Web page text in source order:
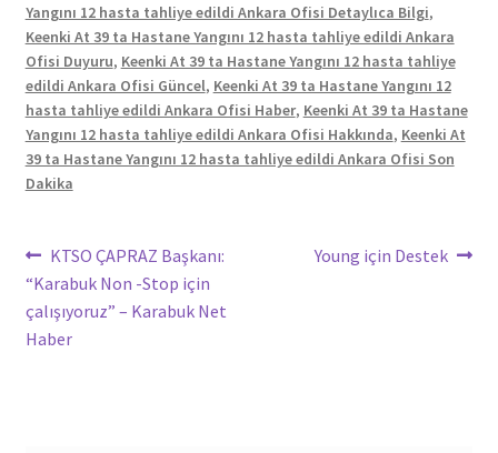
Yangını 12 hasta tahliye edildi Ankara Ofisi Detaylıca Bilgi,
Keenki At 39 ta Hastane Yangını 12 hasta tahliye edildi Ankara
Ofisi Duyuru, Keenki At 39 ta Hastane Yangını 12 hasta tahliye
edildi Ankara Ofisi Güncel, Keenki At 39 ta Hastane Yangını 12
hasta tahliye edildi Ankara Ofisi Haber, Keenki At 39 ta Hastane
Yangını 12 hasta tahliye edildi Ankara Ofisi Hakkında, Keenki At
39 ta Hastane Yangını 12 hasta tahliye edildi Ankara Ofisi Son
Dakika
Yazı
gezinmesi
Önceki
yazı:
KTSO ÇAPRAZ Başkanı:
“Karabuk Non -Stop için
çalışıyoruz” – Karabuk Net
Haber
Sonraki
Young için Destek